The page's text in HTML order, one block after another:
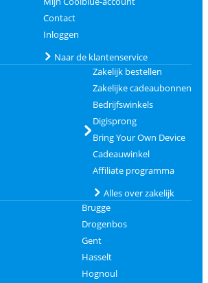
Contact
Inloggen
Naar de klantenservice
Zakelijk bestellen
Zakelijke cadeaubonnen
Bedrijfswinkels
Digisprong
Bring Your Own Device
Cadeauwinkel
Affiliate programma
Alles over zakelijk
Brugge
Drogenbos
Gent
Hasselt
Hognoul